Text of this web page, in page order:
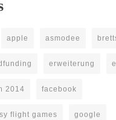
apple asmodee
erweiterung
2014 facebook
flight games google